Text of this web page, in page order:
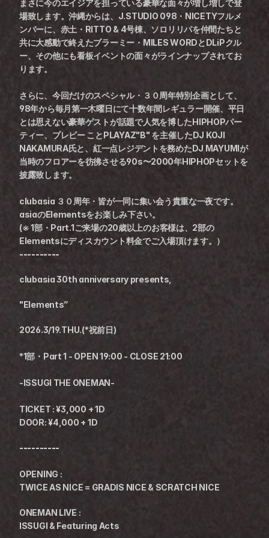
まさに今のエイジアを担っている豪華な面々が増し増しで登
場致します。沖縄からは、J.STUDIO 098・NICETYフルメ
ンバーに、赤土・RITTO & 4号棟、ソロリリパを仲間たちと
共に大感動で終えたブラーミー・MILES WORDとDLiPクル
ー、その他にも看板イベントの面々がラインナップされてお
ります。
さらに、今回だけのスペシャル・３０周年特別企画として、
98年から毎月第一木曜日にて十数年間レギュラー開催、平日
とは思えない豪華ゲストが話題で人気を博したHIPHOPパー
ティー、プレビー ことPLAYAZ"B" を主催したDJ KOJI
NAKAMURA氏と、紅一点レジデントを務めたDJ MAYUMIが
当時のフロアーを彷彿させる90s〜2000年HIPHOPセットを
披露致します。
clubasia ３０周年・皆が一同に集い会う貴重な一夜です。
asiaのElementsをお楽しみ下さい。
(※ 1部・Part.1ご来場の20歳以上のお客様は、2部の
Elementsにディスカウント料金でご入場頂けます。）
----------
clubasia 30th anniversary presents,
"Elements”
2026.3/19.THU.(*祝前日)
*1部・Part 1 - OPEN 19:00 - CLOSE 21:00
-ISSUGI THE ONEMAN-
TICKET : ¥3,000 + 1D
DOOR: ¥4,000 + 1D
----------
OPENING :
TWICE AS NICE = GRADIS NICE & SCRATCH NICE
ONEMAN LIVE :
ISSUGI & Featuring Acts